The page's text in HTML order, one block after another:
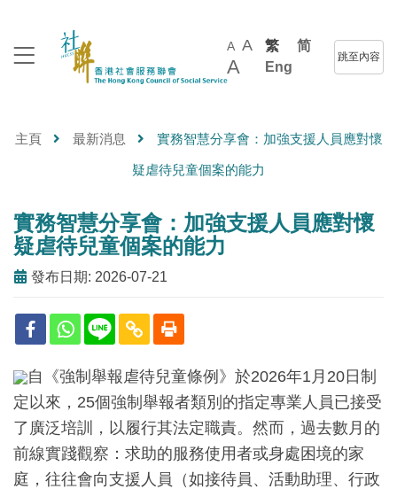
A A
A
繁
简
Eng
跳至內容
主頁 最新消息 實務智慧分享會：加強支援人員應對懷
疑虐待兒童個案的能力
實務智慧分享會：加強支援人員應對懷
疑虐待兒童個案的能力
發布日期: 2026-07-21
自《強制舉報虐待兒童條例》於2026年1月20日制
定以來，25個強制舉報者類別的指定專業人員已接受
了廣泛培訓，以履行其法定職責。然而，過去數月的
前線實踐觀察：求助的服務使用者或身處困境的家
庭，往往會向支援人員（如接待員、活動助理、行政